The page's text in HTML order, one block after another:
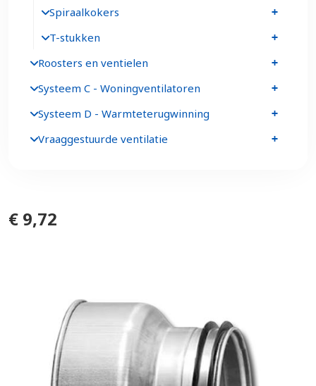
€ 9,72
Spiraalkokers
T-stukken
Roosters en ventielen
Systeem C - Woningventilatoren
Systeem D - Warmteterugwinning
Vraaggestuurde ventilatie